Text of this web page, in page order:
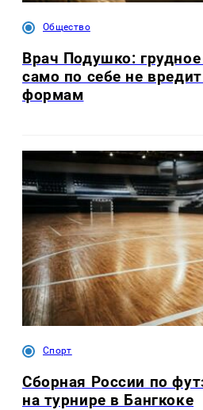
Общество
Врач Подушко:
само по себе не
формам
Спорт
Сборная России по
на турнире в Бангкоке